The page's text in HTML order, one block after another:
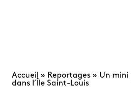
Accueil » Reportages » Un mini
dans l’Île Saint-Louis